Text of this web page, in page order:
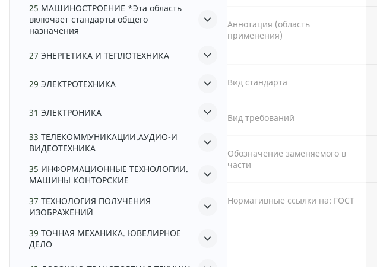
25 МАШИНОСТРОЕНИЕ *Эта область
включает стандарты общего
назначения
27 ЭНЕРГЕТИКА И ТЕПЛОТЕХНИКА
29 ЭЛЕКТРОТЕХНИКА
31 ЭЛЕКТРОНИКА
33 ТЕЛЕКОММУНИКАЦИИ.АУДИО-И
ВИДЕОТЕХНИКА
35 ИНФОРМАЦИОННЫЕ ТЕХНОЛОГИИ.
МАШИНЫ КОНТОРСКИЕ
37 ТЕХНОЛОГИЯ ПОЛУЧЕНИЯ
ИЗОБРАЖЕНИЙ
39 ТОЧНАЯ МЕХАНИКА. ЮВЕЛИРНОЕ
ДЕЛО
Аннотация (область
применения)
Вид стандарта
Вид требований
Обозначение заменяемого в
части
Нормативные ссылки на: ГОСТ